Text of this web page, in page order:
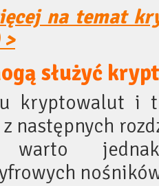
na temat
>
służyć
kryptowalut i
następnych
warto